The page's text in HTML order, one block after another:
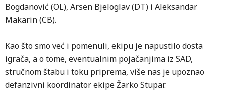
Bogdanović (OL), Arsen Bjeloglav (DT) i Aleksandar
Makarin (CB).
Kao što smo već i pomenuli, ekipu je napustilo dosta
igrača, a o tome, eventualnim pojačanjima iz SAD,
stručnom štabu i toku priprema, više nas je upoznao
defanzivni koordinator ekipe Žarko Stupar.